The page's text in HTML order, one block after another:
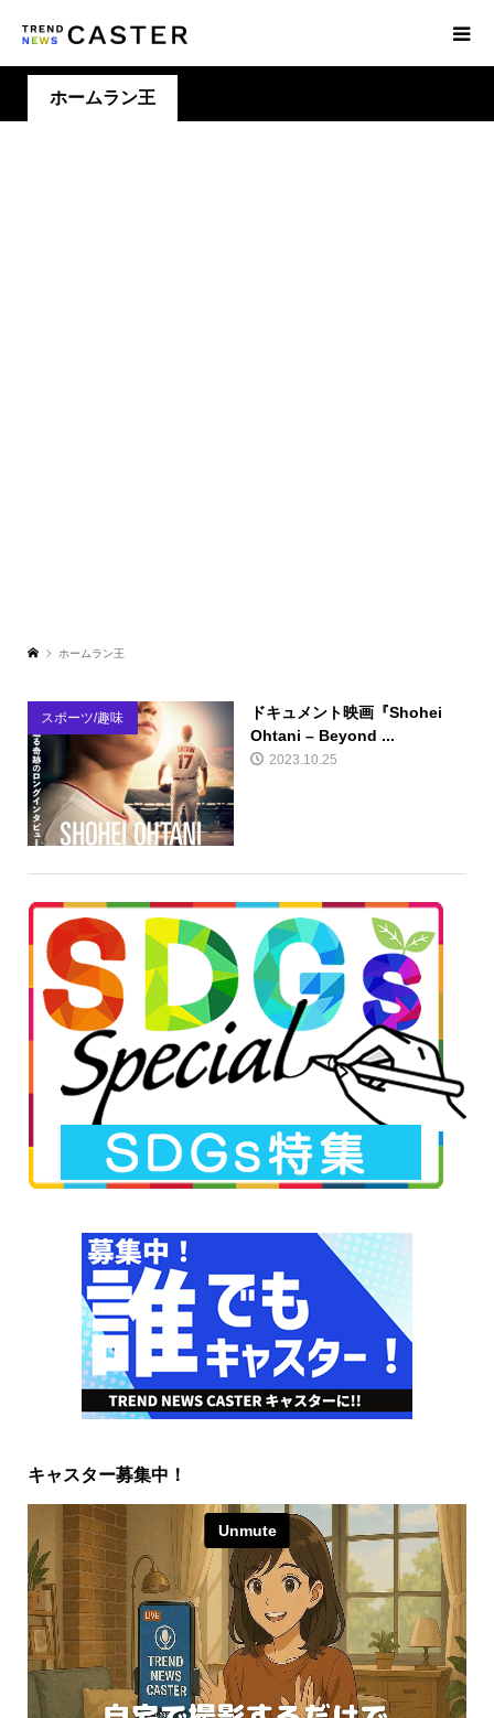
ホームラン王
ホームラン王
スポーツ/趣味
ドキュメント映画『Shohei
Ohtani – Beyond ...
2023.10.25
キャスター募集中！